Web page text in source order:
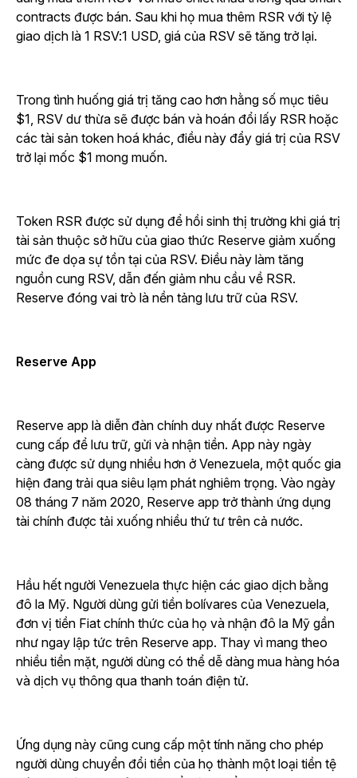
contracts được bán. Sau khi họ mua thêm RSR với tỷ lệ
giao dịch là 1 RSV:1 USD, giá của RSV sẽ tăng trở lại.
Trong tình huống giá trị tăng cao hơn hằng số mục tiêu
$1, RSV dư thừa sẽ được bán và hoán đổi lấy RSR hoặc
các tài sản token hoá khác, điều này đẩy giá trị của RSV
trở lại mốc $1 mong muốn.
Token RSR được sử dụng để hồi sinh thị trường khi giá trị
tài sản thuộc sở hữu của giao thức Reserve giảm xuống
mức đe dọa sự tồn tại của RSV. Điều này làm tăng
nguồn cung RSV, dẫn đến giảm nhu cầu về RSR.
Reserve đóng vai trò là nền tảng lưu trữ của RSV.
Reserve App
Reserve app là diễn đàn chính duy nhất được Reserve
cung cấp để lưu trữ, gửi và nhận tiền. App này ngày
càng được sử dụng nhiều hơn ở Venezuela, một quốc gia
hiện đang trải qua siêu lạm phát nghiêm trọng. Vào ngày
08 tháng 7 năm 2020, Reserve app trở thành ứng dụng
tài chính được tải xuống nhiều thứ tư trên cả nước.
Hầu hết người Venezuela thực hiện các giao dịch bằng
đô la Mỹ. Người dùng gửi tiền bolívares của Venezuela,
đơn vị tiền Fiat chính thức của họ và nhận đô la Mỹ gần
như ngay lập tức trên Reserve app. Thay vì mang theo
nhiều tiền mặt, người dùng có thể dễ dàng mua hàng hóa
và dịch vụ thông qua thanh toán điện tử.
Ứng dụng này cũng cung cấp một tính năng cho phép
người dùng chuyển đổi tiền của họ thành một loại tiền tệ